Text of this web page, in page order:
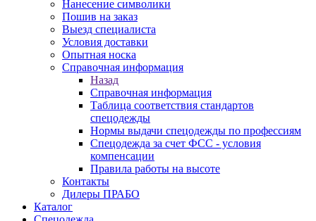
Нанесение символики
Пошив на заказ
Выезд специалиста
Условия доставки
Опытная носка
Справочная информация
Назад
Справочная информация
Таблица соответствия стандартов
спецодежды
Нормы выдачи спецодежды по профессиям
Спецодежда за счет ФСС - условия
компенсации
Правила работы на высоте
Контакты
Дилеры ПРАБО
Каталог